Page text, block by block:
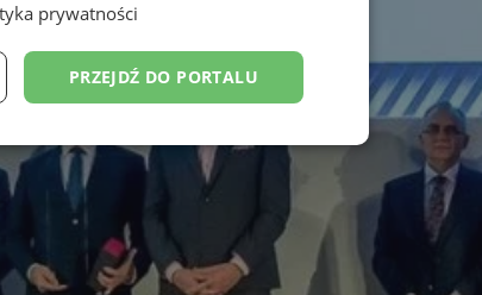
prywatności
PRZEJDŹ DO PORTALU
Niesklasyfikowane